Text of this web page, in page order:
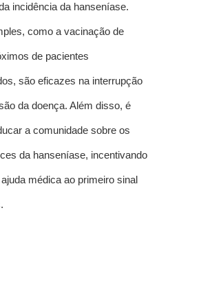
incidência da hanseníase.
como a vacinação de
de pacientes
são eficazes na interrupção
da doença. Além disso, é
a comunidade sobre os
da hanseníase, incentivando
médica ao primeiro sinal